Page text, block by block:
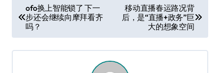
章
导
航
ofo换上智能锁了 下一
步还会继续向摩拜看齐
吗？
移动直播春运路况背
后，是“直播+政务”巨
大的想象空间